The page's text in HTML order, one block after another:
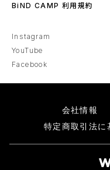
BiND CAMP 利用規約
Instagram
YouTube
Facebook
会社情報
特定商取引法に